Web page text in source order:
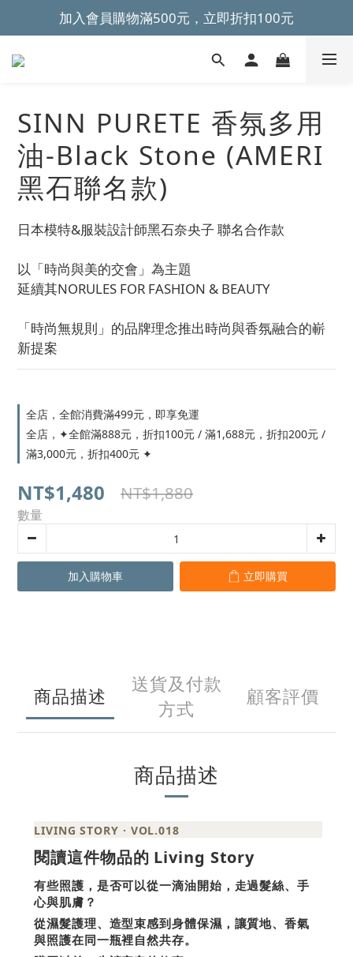
~全館滿499元免運~
加入會員購物滿500元，立即折扣100元
~全館滿499元免運~
SINN PURETE 香氛多用
油-Black Stone (AMERI
黑石聯名款)
日本模特&服裝設計師黑石奈央子 聯名合作款
以「時尚與美的交會」為主題
延續其NORULES FOR FASHION & BEAUTY
「時尚無規則」的品牌理念推出時尚與香氛融合的嶄
新提案
全店，全館消費滿499元，即享免運
全店，✦全館滿888元，折扣100元 / 滿1,688元，折扣200元 /
滿3,000元，折扣400元 ✦
NT$1,480 NT$1,880
數量
加入購物車 立即購買
商品描述
送貨及付款
方式
顧客評價
商品描述
LIVING STORY · VOL.018
閱讀這件物品的 Living Story
有些照護，是否可以從一滴油開始，走過髮絲、手
心與肌膚？
從濕髮護理、造型束感到身體保濕，讓質地、香氣
與照護在同一瓶裡自然共存。